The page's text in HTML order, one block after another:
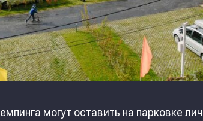
могут оставить на парковке